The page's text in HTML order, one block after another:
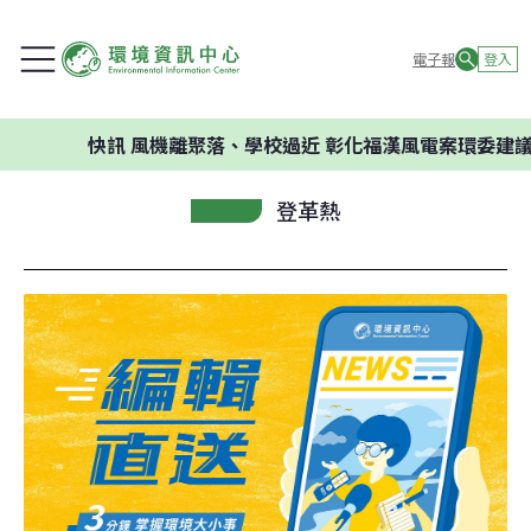
電子報 登入
風機離聚落、學校過近 彰化福漢風電案環委建議不應開發
登革熱